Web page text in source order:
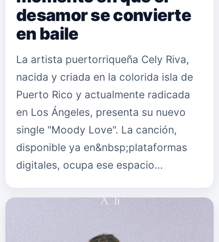
desamor se convierte
en baile
La artista puertorriqueña Cely Riva,
nacida y criada en la colorida isla de
Puerto Rico y actualmente radicada
en Los Ángeles, presenta su nuevo
single "Moody Love". La canción,
disponible ya en&nbsp;plataformas
digitales, ocupa ese espacio…